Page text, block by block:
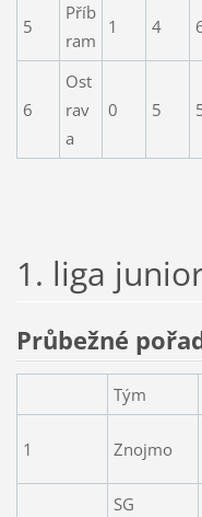
5
Příb
ram
1 4
6
Ost
rav
a
0 5
1. liga
Průbežné
Tým
1 Znojmo
SG